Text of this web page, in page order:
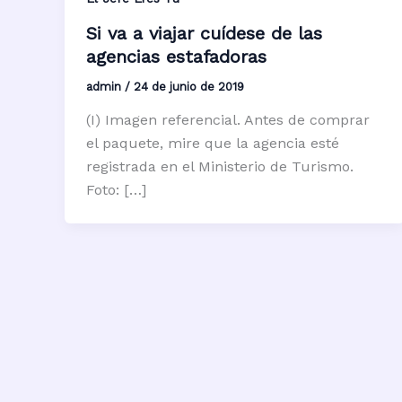
Si va a viajar cuídese de las
agencias estafadoras
admin / 24 de junio de 2019
(I) Imagen referencial. Antes de comprar
el paquete, mire que la agencia esté
registrada en el Ministerio de Turismo.
Foto: […]